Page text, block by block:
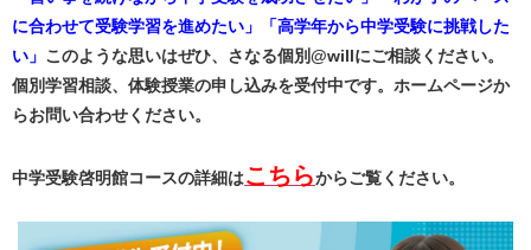
に合わせて受験学習を進めたい」「高学年から中学受験に挑戦した
い」 このような思いはぜひ、さなる個別@willにご相談ください。
個別学習相談、体験授業の申し込みを受付中です。ホームページか
らお問い合わせください。
中学受験啓明館コースの詳細はこちらからご覧ください。